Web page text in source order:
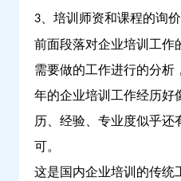
3 、培训师资和课程的询
前面段落对企业培训工作
需要做的工作进行的分析
年的企业培训工作经历好
历、经验、专业度似乎还
可。
这是国内企业培训的传统